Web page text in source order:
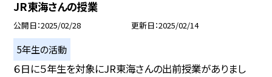
JR東海さんの授業
公開日 2025/02/28 更新日 2025/02/14
5年生の活動
６日に５年生を対象にJR東海さんの出前授業がありまし